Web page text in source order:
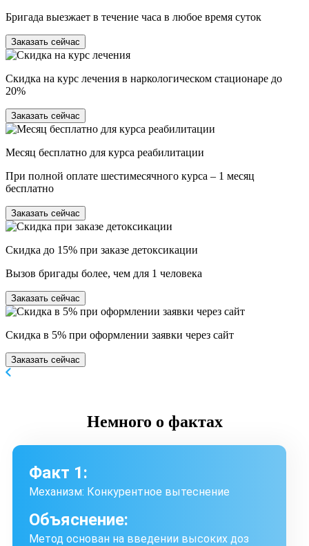
Бригада выезжает в течение часа в любое время суток
Заказать сейчас
Скидка на курс лечения в наркологическом стационаре до
20%
Заказать сейчас
Месяц бесплатно для курса реабилитации
При полной оплате шестимесячного курса – 1 месяц
бесплатно
Заказать сейчас
Скидка до 15% при заказе детоксикации
Вызов бригады более, чем для 1 человека
Заказать сейчас
Скидка в 5% при оформлении заявки через сайт
Заказать сейчас
Немного о фактах
Факт 1:
Механизм: Конкурентное вытеснение
Объяснение:
Метод основан на введении высоких доз